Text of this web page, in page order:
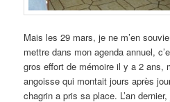
Mais les 29 mars, je ne m’en
mettre dans mon agenda annuel,
gros effort de mémoire il y a 2 ans,
angoisse qui montait jours après
chagrin a pris sa place. L’an